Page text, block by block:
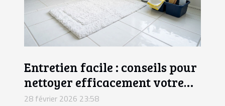
Entretien facile : conseils pour
nettoyer efficacement votre
tapis de bain
28 février 2026 23:58